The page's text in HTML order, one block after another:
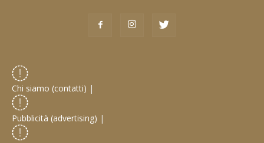
Chi siamo (contatti) |
Pubblicità (advertising) |